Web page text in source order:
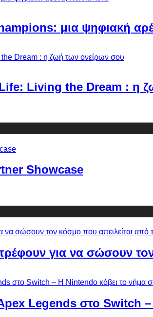
μια ψηφιακή
Living the Dream : η
Showcase
για να σώσουν
Legends στο Switch